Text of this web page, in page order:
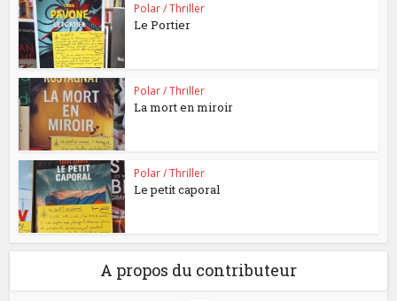
Polar / Thriller
Le Portier
Polar / Thriller
La mort en miroir
Polar / Thriller
Le petit caporal
A propos du contributeur